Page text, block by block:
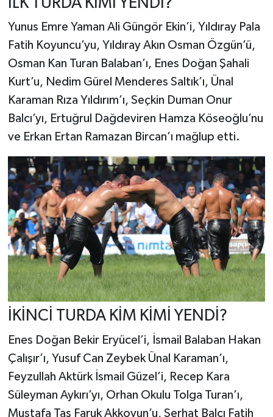
Yunus Emre Yaman Ali Güngör Ekin’i, Yıldıray Pala
Fatih Koyuncu’yu, Yıldıray Akın Osman Özgün’ü,
Osman Kan Turan Balaban’ı, Enes Doğan Şahali
Kurt’u, Nedim Gürel Menderes Saltık’ı, Ünal
Karaman Rıza Yıldırım’ı, Seçkin Duman Onur
Balcı’yı, Ertuğrul Dağdeviren Hamza Köseoğlu’nu
ve Erkan Ertan Ramazan Bircan’ı mağlup etti.
İKİNCİ TURDA KİM KİMİ YENDİ?
Enes Doğan Bekir Eryücel’i, İsmail Balaban Hakan
Çalışır’ı, Yusuf Can Zeybek Ünal Karaman’ı,
Feyzullah Aktürk İsmail Güzel’i, Recep Kara
Süleyman Aykırı’yı, Orhan Okulu Tolga Turan’ı,
Mustafa Taş Faruk Akkoyun’u, Serhat Balcı Fatih